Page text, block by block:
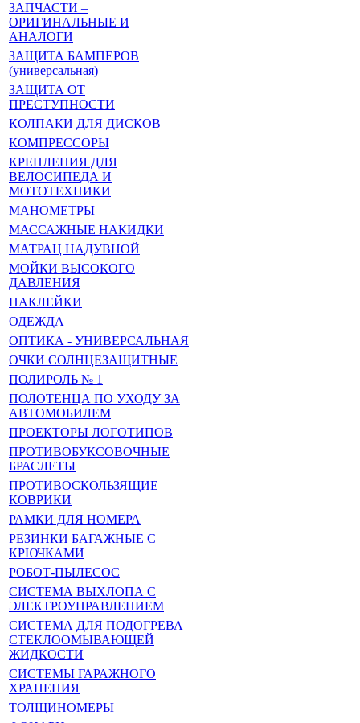
ЗАПЧАСТИ –
ОРИГИНАЛЬНЫЕ И
АНАЛОГИ
ЗАЩИТА БАМПЕРОВ
(универсальная)
ЗАЩИТА ОТ
ПРЕСТУПНОСТИ
КОЛПАКИ ДЛЯ ДИСКОВ
КОМПРЕССОРЫ
КРЕПЛЕНИЯ ДЛЯ
ВЕЛОСИПЕДА И
МОТОТЕХНИКИ
МАНОМЕТРЫ
МАССАЖНЫЕ НАКИДКИ
МАТРАЦ НАДУВНОЙ
МОЙКИ ВЫСОКОГО
ДАВЛЕНИЯ
НАКЛЕЙКИ
ОДЕЖДА
ОПТИКА - УНИВЕРСАЛЬНАЯ
ОЧКИ СОЛНЦЕЗАЩИТНЫЕ
ПОЛИРОЛЬ № 1
ПОЛОТЕНЦА ПО УХОДУ ЗА
АВТОМОБИЛЕМ
ПРОЕКТОРЫ ЛОГОТИПОВ
ПРОТИВОБУКСОВОЧНЫЕ
БРАСЛЕТЫ
ПРОТИВОСКОЛЬЗЯЩИЕ
КОВРИКИ
РАМКИ ДЛЯ НОМЕРА
РЕЗИНКИ БАГАЖНЫЕ С
КРЮЧКАМИ
РОБОТ-ПЫЛЕСОС
СИСТЕМА ВЫХЛОПА С
ЭЛЕКТРОУПРАВЛЕНИЕМ
СИСТЕМА ДЛЯ ПОДОГРЕВА
СТЕКЛООМЫВАЮЩЕЙ
ЖИДКОСТИ
СИСТЕМЫ ГАРАЖНОГО
ХРАНЕНИЯ
ТОЛЩИНОМЕРЫ